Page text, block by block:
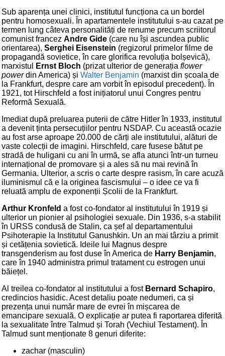
Sub aparența unei clinici, institutul funcționa ca un bordel
pentru homosexuali. În apartamentele institutului s-au cazat pe
termen lung câteva personalități de renume precum scriitorul
comunist francez Andre Gide (care nu își ascundea public
orientarea), Serghei Eisenstein (regizorul primelor filme de
propagandă sovietice, în care glorifica revoluția bolșevică),
marxistul
Ernst Bloch (prizat ulterior de generația flower
powerdin America) și Walter Benjamin (marxist din școala de
la Frankfurt, despre care am vorbit în episodul precedent). În
1921, tot Hirschfeld a fost inițiatorul unui Congres pentru
Reformă Sexuală.
Imediat după preluarea puterii de către Hitler în 1933, institutul
a devenit ținta persecuțiilor pentru NSDAP. Cu această ocazie
au fost arse aproape 20.000 de cărți ale institutului, alături de
vaste colecții de imagini. Hirschfeld, care fusese bătut pe
stradă de huligani cu ani în urmă, se afla atunci într-un turneu
internațional de promovare și a ales să nu mai revină în
Germania. Ulterior, a scris o carte despre rasism, în care acuză
iluminismul că e la originea fascismului – o idee ce va fi
reluată amplu de exponenții Școlii de la Frankfurt.
Arthur Kronfeld a fost co-fondator al institutului în 1919 și
ulterior un pionier al psihologiei sexuale. Din 1936, s-a stabilit
în URSS condusă de Stalin, ca șef al departamentului
Psihoterapie la Institutul Ganushkin. Un an mai târziu a primit
și cetățenia sovietică. Ideile lui Magnus despre
transgenderism au fost duse în America de Harry Benjamin,
care în 1940 administra primul tratament cu estrogen unui
băiețel.
Al treilea co-fondator al institutului a fost Bernard Schapiro,
credincios hasidic. Acest detaliu poate nedumeri, ca și
prezența unui număr mare de evrei în mișcarea de
emancipare sexuală. O explicație ar putea fi raportarea diferită
la sexualitate între Talmud și Torah (Vechiul Testament). În
Talmud sunt menționate 8 genuri diferite:
zachar (masculin)